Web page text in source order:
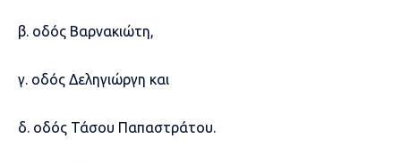
β. οδός Βαρνακιώτη,
γ. οδός Δεληγιώργη και
δ. οδός Τάσου Παπαστράτου.